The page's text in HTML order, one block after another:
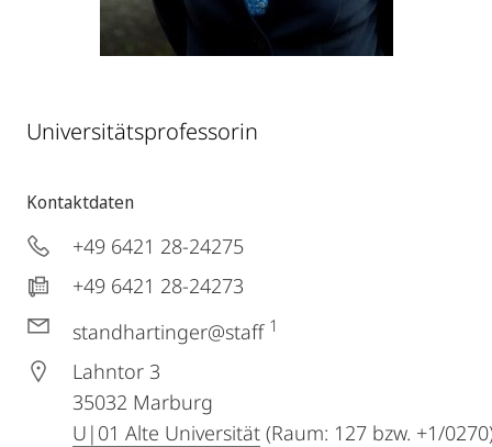
Universitätsprofessorin
Kontaktdaten
+49 6421 28-24275
+49 6421 28-24273
standhartinger@staff 1
Lahntor 3
35032 Marburg
U|01 Alte Universität (Raum: 127 bzw. +1/